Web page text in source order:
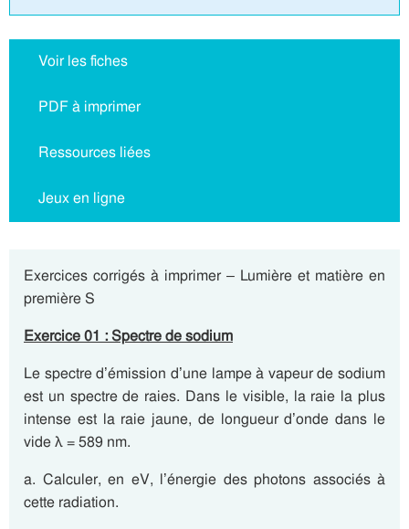
Voir les fiches
PDF à imprimer
Ressources liées
Jeux en ligne
Exercices corrigés à imprimer – Lumière et matière en
première S
Exercice 01 : Spectre de sodium
Le spectre d’émission d’une lampe à vapeur de sodium
est un spectre de raies. Dans le visible, la raie la plus
intense est la raie jaune, de longueur d’onde dans le
vide λ = 589 nm.
a. Calculer, en eV, l’énergie des photons associés à
cette radiation.